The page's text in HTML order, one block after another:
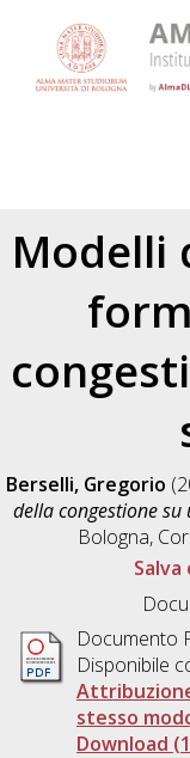
Modelli
Berselli, Gregorio
della congestione
Bologna,
Documento
Disponibile
stesso
Download